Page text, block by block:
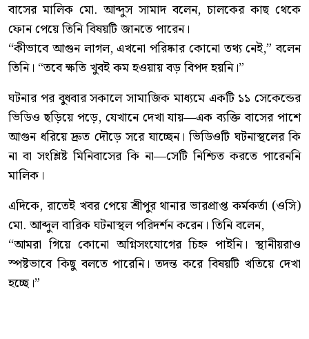
বাসের মালিক মো. আব্দুস সামাদ বলেন, চালকের কাছ থেকে
ফোন পেয়ে তিনি বিষয়টি জানতে পারেন।
“কীভাবে আগুন লাগল, এখনো পরিষ্কার কোনো তথ্য নেই,” বলেন
তিনি। “তবে ক্ষতি খুবই কম হওয়ায় বড় বিপদ হয়নি।”
ঘটনার পর বুধবার সকালে সামাজিক মাধ্যমে একটি ১১ সেকেন্ডের
ভিডিও ছড়িয়ে পড়ে, যেখানে দেখা যায়—এক ব্যক্তি বাসের পাশে
আগুন ধরিয়ে দ্রুত দৌড়ে সরে যাচ্ছেন। ভিডিওটি ঘটনাস্থলের কি
না বা সংশ্লিষ্ট মিনিবাসের কি না—সেটি নিশ্চিত করতে পারেননি
মালিক।
এদিকে, রাতেই খবর পেয়ে শ্রীপুর থানার ভারপ্রাপ্ত কর্মকর্তা (ওসি)
মো. আব্দুল বারিক ঘটনাস্থল পরিদর্শন করেন। তিনি বলেন,
“আমরা গিয়ে কোনো অগ্নিসংযোগের চিহ্ন পাইনি। স্থানীয়রাও
স্পষ্টভাবে কিছু বলতে পারেনি। তদন্ত করে বিষয়টি খতিয়ে দেখা
হচ্ছে।”